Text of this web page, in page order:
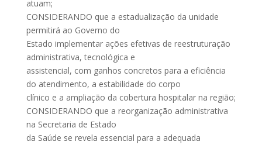
atuam;
CONSIDERANDO que a estadualização da unidade
permitirá ao Governo do
Estado implementar ações efetivas de reestruturação
administrativa, tecnológica e
assistencial, com ganhos concretos para a eficiência
do atendimento, a estabilidade do corpo
clínico e a ampliação da cobertura hospitalar na região;
CONSIDERANDO que a reorganização administrativa
na Secretaria de Estado
da Saúde se revela essencial para a adequada